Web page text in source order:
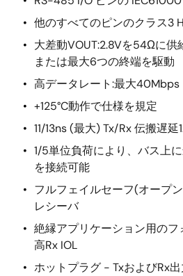
他のすべてのピンのクラス3
大差動VOUT:2.8Vを54Ωに供
または最大6つの終端を駆動
高データレート:最大40Mbps
+125°C動作で仕様を規定
11/13ns (最大) Tx/Rx 伝搬遅
1/5単位負荷により、バス上
を接続可能
フルフェイルセーフ(オープ
レシーバ
絶縁アプリケーション用の
高Rx IOL
ホットプラグ - TxおよびRx